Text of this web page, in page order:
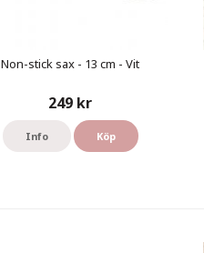
Non-stick sax - 13 cm - Vit
249 kr
Info Köp